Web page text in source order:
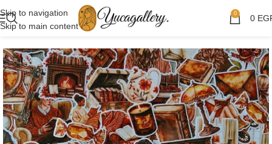
Skip to navigation
Skip to main content
0 0